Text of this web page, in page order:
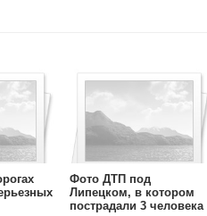
Фото ДТП под
Липецком, в котором
пострадали 3 человека